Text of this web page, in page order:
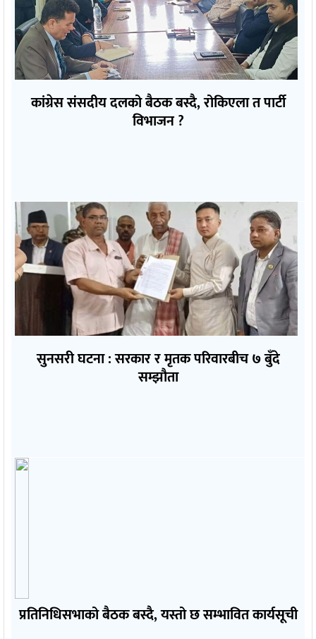
कांग्रेस संसदीय दलको बैठक बस्दै, रोकिएला त पार्टी
विभाजन ?
सुनसरी घटना : सरकार र मृतक परिवारबीच ७ बुँदे
सम्झौता
प्रतिनिधिसभाको बैठक बस्दै, यस्तो छ सम्भावित कार्यसूची